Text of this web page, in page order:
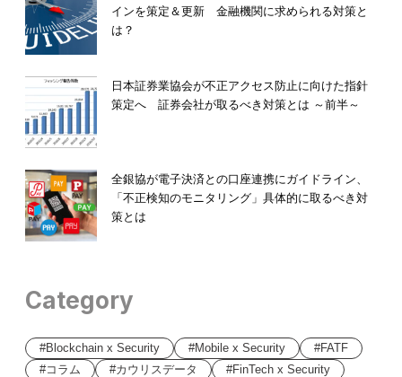
インを策定＆更新 金融機関に求められる対策と
は？
日本証券業協会が不正アクセス防止に向けた指針
策定へ 証券会社が取るべき対策とは ～前半～
全銀協が電子決済との口座連携にガイドライン、
「不正検知のモニタリング」具体的に取るべき対
策とは
Category
Blockchain x Security Mobile x Security
FATF
コラム
カウリスデータ
FinTech x Security